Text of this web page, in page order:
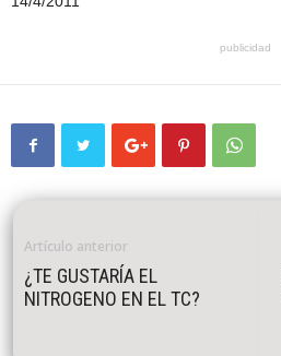
publicidad
Artículo anterior
¿TE GUSTARÍA EL
NITROGENO EN EL TC?